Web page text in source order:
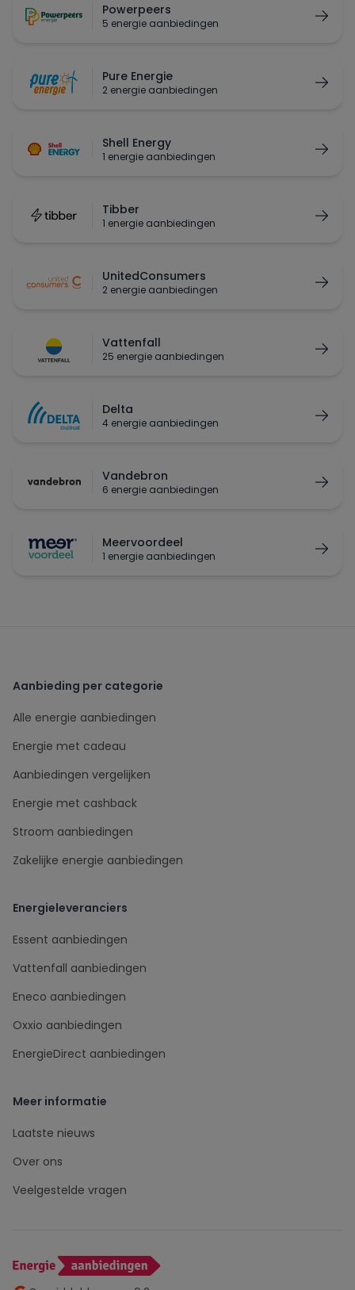
Powerpeers
5 energie aanbiedingen
Pure Energie
2 energie aanbiedingen
Shell Energy
1 energie aanbiedingen
Tibber
1 energie aanbiedingen
UnitedConsumers
2 energie aanbiedingen
Vattenfall
25 energie aanbiedingen
Delta
4 energie aanbiedingen
Vandebron
6 energie aanbiedingen
Meervoordeel
1 energie aanbiedingen
Aanbieding per categorie
Alle energie aanbiedingen
Energie met cadeau
Aanbiedingen vergelijken
Energie met cashback
Stroom aanbiedingen
Zakelijke energie aanbiedingen
Energieleveranciers
Essent aanbiedingen
Vattenfall aanbiedingen
Eneco aanbiedingen
Oxxio aanbiedingen
EnergieDirect aanbiedingen
Meer informatie
Laatste nieuws
Over ons
Veelgestelde vragen